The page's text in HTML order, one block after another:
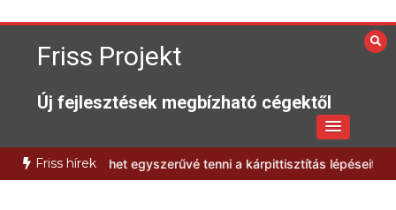
to
contentFriss Projekt
Új fejlesztések megbízható cégektől
Friss hírek
lehet egyszerűvé tenni a kárpittisztítás lépéseit? Milyen